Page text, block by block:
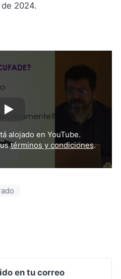
2024.
Reproducir
video
alojado en YouTube.
términos y condicionesde
(Se
.
en tu correo